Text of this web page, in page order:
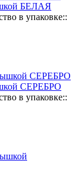
БЕЛАЯ
в упаковке::
СЕРЕБРО
в упаковке::